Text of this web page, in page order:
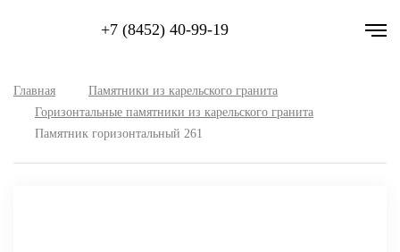
+7 (8452) 40-99-19
Главная
Памятники из карельского гранита
Горизонтальные памятники из карельского гранита
Памятник горизонтальный 261